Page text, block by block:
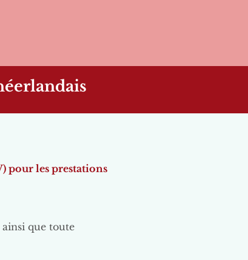
pour les prestations
que toute